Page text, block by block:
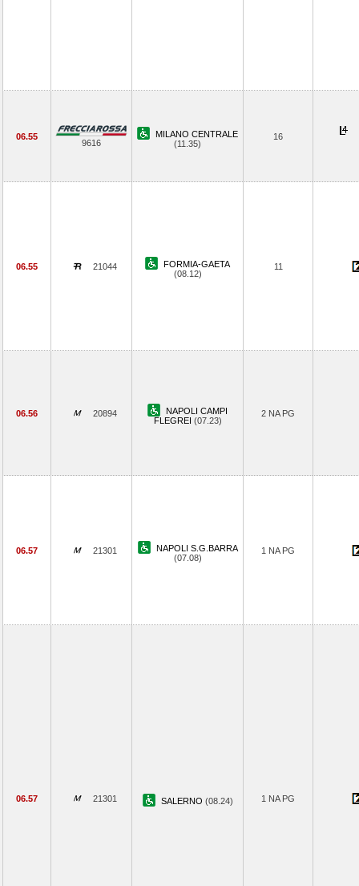
06.55
9616
MILANO CENTRALE
(11.35)
16
06.55 21044
FORMIA-GAETA
(08.12)
11
06.56 20894
NAPOLI CAMPI
FLEGREI (07.23)
2 NA PG
06.57 21301
NAPOLI S.G.BARRA
(07.08)
1 NA PG
06.57 21301 SALERNO (08.24) 1 NA PG